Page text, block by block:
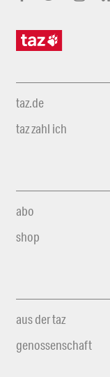
taz.de
taz zahl ich
abo
shop
aus der taz
genossenschaft